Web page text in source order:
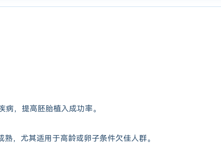
病，提高胚胎植入成功率。
熟，尤其适用于高龄或卵子条件欠佳人群。